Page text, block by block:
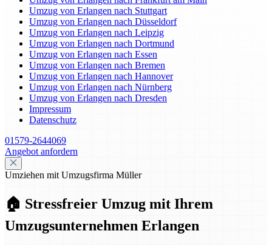
Umzug von Erlangen nach Stuttgart
Umzug von Erlangen nach Düsseldorf
Umzug von Erlangen nach Leipzig
Umzug von Erlangen nach Dortmund
Umzug von Erlangen nach Essen
Umzug von Erlangen nach Bremen
Umzug von Erlangen nach Hannover
Umzug von Erlangen nach Nürnberg
Umzug von Erlangen nach Dresden
Impressum
Datenschutz
01579-2644069
Angebot anfordern
Umziehen mit Umzugsfirma Müller
🏠 Stressfreier Umzug mit Ihrem
Umzugsunternehmen Erlangen